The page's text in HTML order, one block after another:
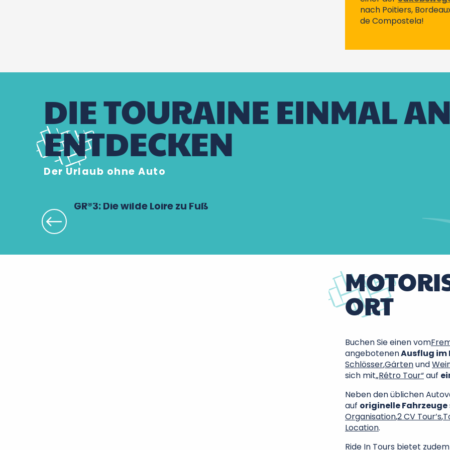
nach Poitiers,
de Compostela!
DIE TOURAINE EINMAL
ENTDECKEN
Der Urlaub ohne Auto
GR®3: Die wilde Loire zu Fuß
ORT
Buchen Sie einen vom
angebotenenAusflug im
Schlösser,Gärtenund
sich mit„Rétro Tour“auf
Neben den üblichen
auf originelle Fahrzeuge
Organisation,2 CV Tour’s,
Location.
Ride In Tours bietet